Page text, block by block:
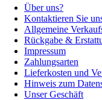
Über uns?
Kontaktieren Sie
Allgemeine
Rückgabe &
Impressum
Zahlungsarten
Lieferkosten und
Hinweis zum
Unser Geschäft